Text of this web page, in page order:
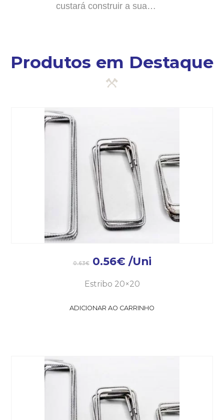
custará construir a sua…
Produtos em Destaque
0.63€ 0.56€ /Uni
Estribo 20×20
ADICIONAR AO CARRINHO